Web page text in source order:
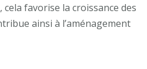
favorise la croissance des
ainsi à l’aménagement